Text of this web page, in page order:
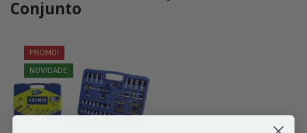
Conjunto
PROMO!
NOVIDADE